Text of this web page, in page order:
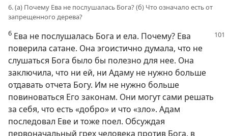
6. (а) Почему Ева не послушалась Бога? (б) Что означало есть от
запрещенного дерева?
6 Ева не послушалась Бога и ела. Почему? Ева
поверила сатане. Она эгоистично думала, что не
слушаться Бога было бы полезно для нее. Она
заключила, что ни ей, ни Адаму не нужно больше
отдавать отчета Богу. Им не нужно больше
повиноваться Его законам. Они могут сами решать
за себя, что есть «добро» и что «зло». Адам
последовал Еве и тоже поел. Обсуждая
первоначальный грех человека против Бога, в